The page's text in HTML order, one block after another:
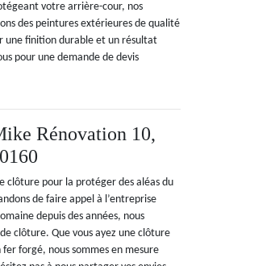
votre arrière-cour, nos
des peintures extérieures de qualité
une finition durable et un résultat
pour une demande de devis
Rénovation 10,
clôture pour la protéger des aléas du
de faire appel à l’entreprise
depuis des années, nous
clôture. Que vous ayez une clôture
forgé, nous sommes en mesure